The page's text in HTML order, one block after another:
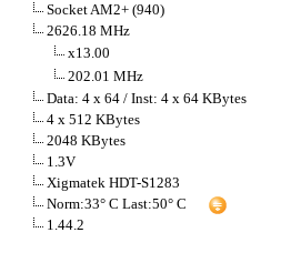
Socket AM2+ (940)
2626.18 MHz
x13.00
202.01 MHz
Data: 4 x 64 / Inst: 4 x 64 KBytes
4 x 512 KBytes
2048 KBytes
1.3V
Xigmatek HDT-S1283
Norm:33° C Last:50° C
1.44.2